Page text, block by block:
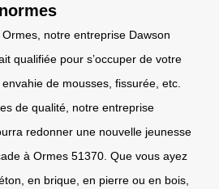
notre entreprise Dawson
qualifiée pour s’occuper de votre
de mousses, fissurée, etc.
de qualité, notre entreprise
redonner une nouvelle jeunesse
à Ormes 51370. Que vous ayez
en brique, en pierre ou en bois,